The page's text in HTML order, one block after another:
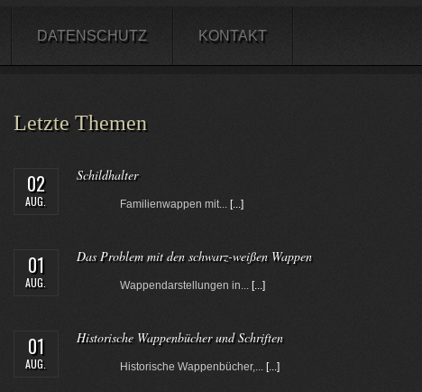
DATENSCHUTZ KONTAKT
Letzte Themen
02
AUG.
Schildhalter
Familienwappen mit... [...]
01
AUG.
Das Problem mit den schwarz-weißen Wappen
Wappendarstellungen in... [...]
01
AUG.
Historische Wappenbücher und Schriften
Historische Wappenbücher,... [...]